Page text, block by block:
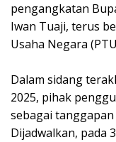
pengangkatan
Iwan Tuaji, terus
Usaha Negara
‎Dalam sidang
2025, pihak
sebagai
Dijadwalkan, pada